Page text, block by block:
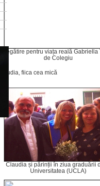
Pregătire pentru viața reală
de Colegiu
Claudia, fiica cea mică
Claudia și părinții în ziua graduării
Universitatea (UCLA)